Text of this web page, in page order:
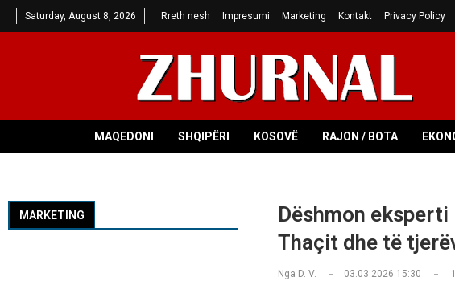
Saturday, August 8, 2026 Rreth nesh Impresumi Marketing Kontakt Privacy Policy
MAQEDONI SHQIPËRI KOSOVË RAJON / BOTA
Dëshmon
Thaçit dhe të
Nga D. V. 03.03.2026 15:30
MARKETING